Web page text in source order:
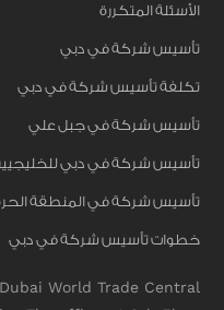
الأسئلة المتكررة
تأسيس شركة في دبي
تكلفة تأسيس شركة في دبي
تأسيس شركة في جبل علي
تأسيس شركة في دبي
تأسيس شركة في المنطقة
خطوات تأسيس شركة في دبي
Dubai World Trade Central